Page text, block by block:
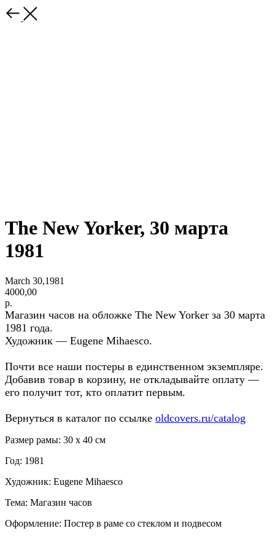
The New Yorker, 30 марта
1981
March 30,1981
4000,00
р.
Магазин часов на обложке The New Yorker за 30 марта
1981 года.
Художник — Eugene Mihaesco.
Почти все наши постеры в единственном экземпляре.
Добавив товар в корзину, не откладывайте оплату —
его получит тот, кто оплатит первым.
Вернуться в каталог по ссылке oldcovers.ru/catalog
Размер рамы: 30 x 40 см
Год: 1981
Художник: Eugene Mihaesco
Тема: Магазин часов
Оформление: Постер в раме со стеклом и подвесом